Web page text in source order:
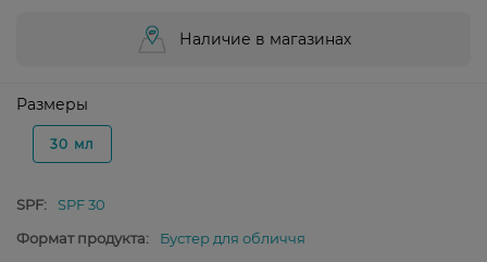
Наличие в магазинах
Размеры
30 мл
SPF:
SPF 30
Формат продукта:
Бустер для обличчя